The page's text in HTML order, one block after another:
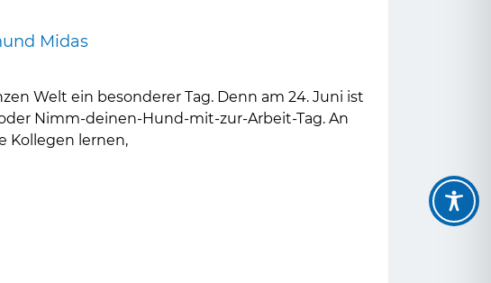
Midas
Welt ein besonderer Tag. Denn am 24. Juni ist
Nimm-deinen-Hund-mit-zur-Arbeit-Tag. An
Kollegen lernen,